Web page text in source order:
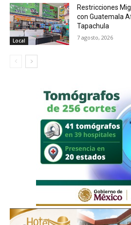
Local
Restricciones
con Guatemala
Tapachula
7 agosto, 2026